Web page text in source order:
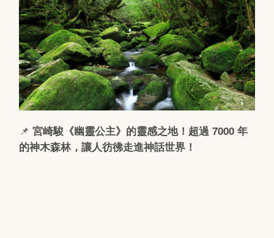
📌宮崎駿《幽靈公主》的靈感之地！超過 7000 年
的神木森林，讓人彷彿走進神話世界！